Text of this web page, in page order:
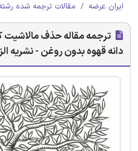
ایران عرضه مقالات ترجمه شده
ترجمه مقاله حذف مالاشیت
دانه قهوه بدون روغن - نشریه